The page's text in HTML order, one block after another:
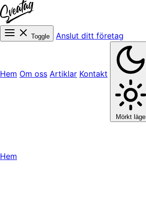
Toggle Anslut ditt företag
Hem Om oss Artiklar Kontakt
Mörkt läge
Hem